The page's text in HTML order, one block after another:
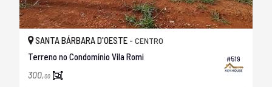
#519
SANTA BÁRBARA D'OESTE - CENTRO
Terreno no Condomínio Vila Romi
300,00